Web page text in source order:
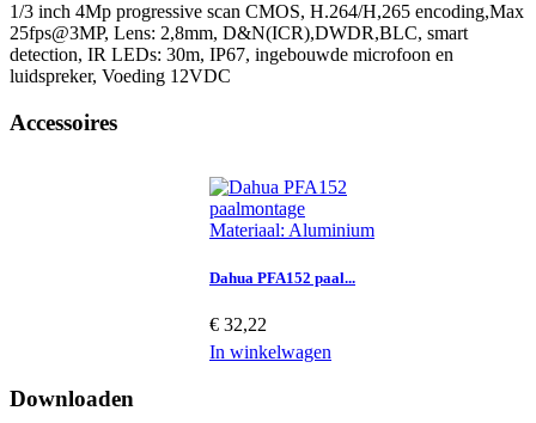
1/3 inch 4Mp progressive scan CMOS, H.264/H,265 encoding,Max
25fps@3MP, Lens: 2,8mm, D&N(ICR),DWDR,BLC, smart
detection, IR LEDs: 30m, IP67, ingebouwde microfoon en
luidspreker, Voeding 12VDC
Accessoires
Materiaal: Aluminium...
Dahua PFA152 paal...
€ 32,22
In winkelwagen
Downloaden